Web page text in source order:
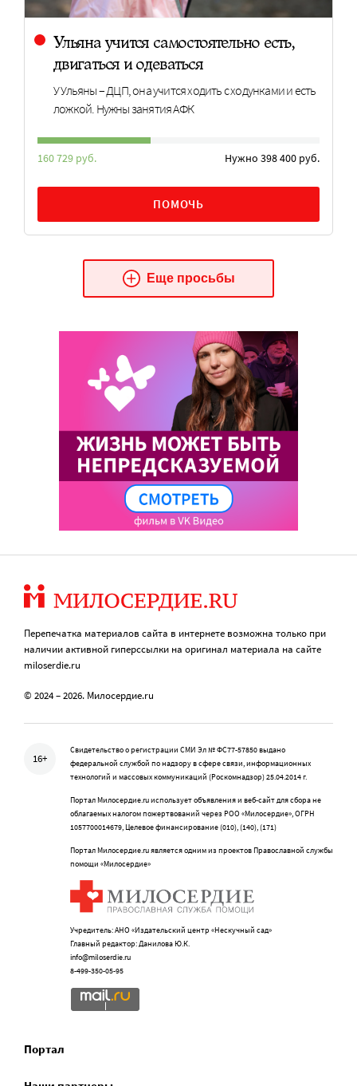
Ульяна учится самостоятельно есть,
двигаться и одеваться
У Ульяны – ДЦП, она учится ходить с ходунками и есть
ложкой. Нужны занятия АФК
160 729 руб. Нужно 398 400 руб.
ПОМОЧЬ
Еще просьбы
Перепечатка материалов сайта в интернете возможна только при
наличии активной гиперссылки на оригинал материала на сайте
miloserdie.ru
© 2024 – 2026. Милосердие.ru
16+
Свидетельство о регистрации СМИ Эл № ФС77-57850 выдано
федеральной службой по надзору в сфере связи, информационных
технологий и массовых коммуникаций (Роскомнадзор) 25.04.2014 г.
Портал Милосердие.ru использует объявления и веб-сайт для сбора не
облагаемых налогом пожертвований через РОО «Милосердие», ОГРН
1057700014679, Целевое финансирование (010), (140), (171)
Портал Милосердие.ru является одним из проектов Православной службы
помощи «Милосердие»
Учредитель: АНО «Издательский центр «Нескучный сад»
Главный редактор: Данилова Ю.К.
info@miloserdie.ru
8-499-350-05-95
Портал